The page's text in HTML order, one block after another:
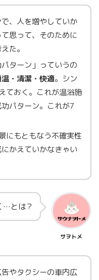
、人を増やしていか
思って、そのために
た。
パターン」っていうの
・清潔・快適。シン
ておく。これが温浴施
パターン。これが7
にもともなう不確実性
かえていかなきゃい
…とは？
サヲトメ
やタクシーの車内広